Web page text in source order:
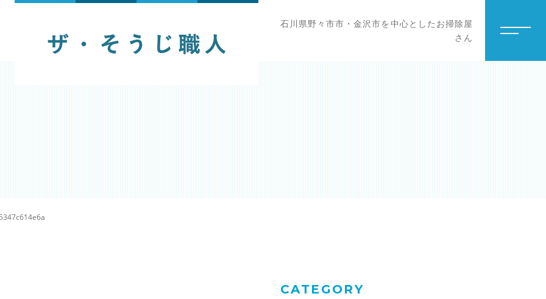
石川県野々市市・金沢市を中心としたお掃除屋
さん
CATEGORY